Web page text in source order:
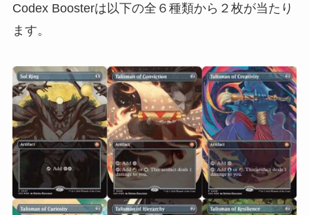
Codex Boosterは以下の全６種類から２枚が当たり
ます。